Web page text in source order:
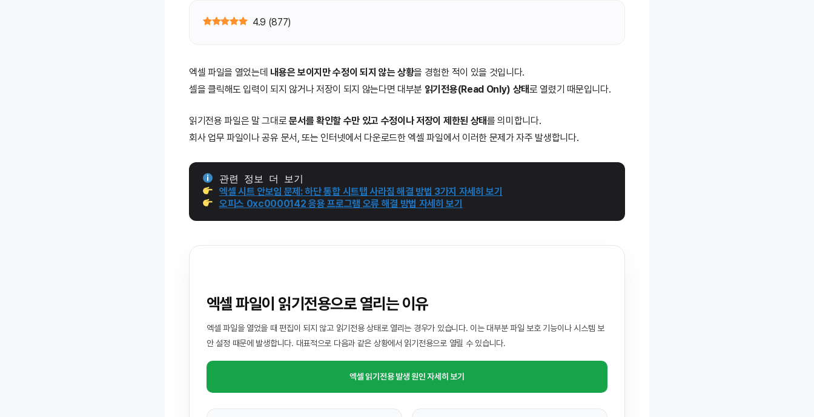
4.9 (877)
엑셀 파일을 열었는데 내용은 보이지만 수정이 되지 않는 상황을 경험한 적이 있을 것입니다.
셀을 클릭해도 입력이 되지 않거나 저장이 되지 않는다면 대부분 읽기전용(Read Only) 상태로 열렸기 때문입니다.
읽기전용 파일은 말 그대로문서를 확인할 수만 있고 수정이나 저장이 제한된 상태를 의미합니다.
회사 업무 파일이나 공유 문서, 또는 인터넷에서 다운로드한 엑셀 파일에서 이러한 문제가 자주 발생합니다.
관련 정보 더 보기
엑셀 시트 안보임 문제: 하단 통합 시트탭 사라짐 해결 방법 3가지 자세히 보기
오피스 0xc0000142 응용 프로그램 오류 해결 방법 자세히 보기
엑셀 파일이 읽기전용으로 열리는 이유
엑셀 파일을 열었을 때 편집이 되지 않고 읽기전용 상태로 열리는 경우가 있습니다. 이는 대부분 파일 보호 기능이나 시스템 보
안 설정 때문에 발생합니다. 대표적으로 다음과 같은 상황에서 읽기전용으로 열릴 수 있습니다.
엑셀 읽기전용 발생 원인 자세히 보기